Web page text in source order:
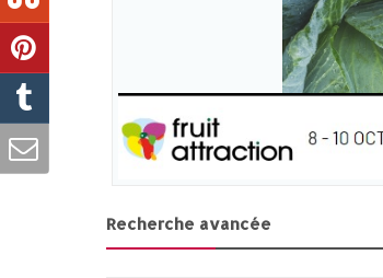
Recherche avancée